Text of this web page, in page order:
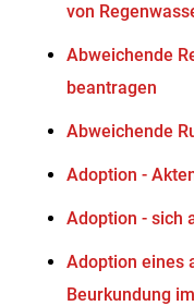
von
Abweichende
beantragen
Abweichende
Adoption -
Adoption - sich
Adoption eines
Beurkundung